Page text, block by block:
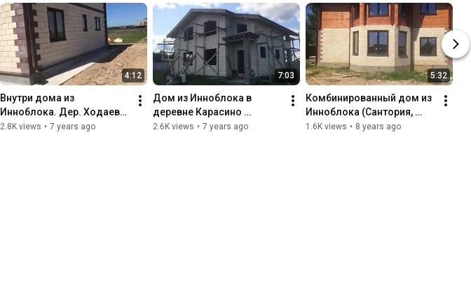
4:12
Внутри дома из
Инноблока. Дер. Ходаево
Чеховского района
2.8K views • 7 years ago
7:03
Дом из Инноблока в
деревне Карасино
Истринского района, МО
2.6K views • 7 years ago
5:32
Комбинированный дом из
Инноблока (Сантория,
Чеховский район)
1.6K views • 8 years ago